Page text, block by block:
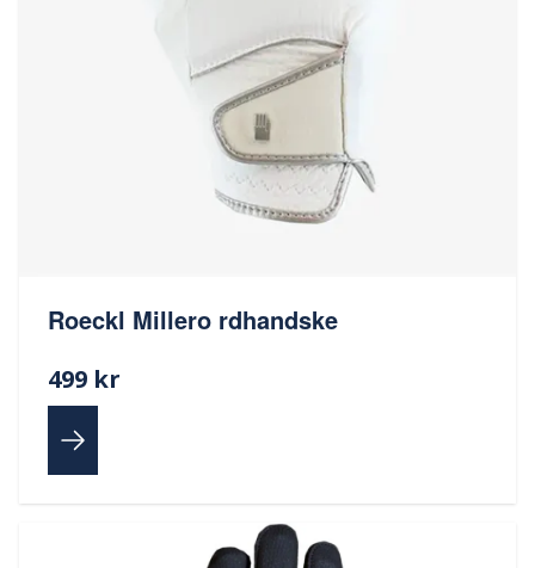
Roeckl Millero rdhandske
499 kr